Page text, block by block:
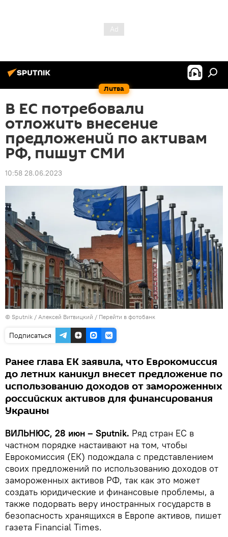
Литва
В ЕС потребовали
отложить внесение
предложений по активам
РФ, пишут СМИ
10:58 28.06.2023
© Sputnik / Алексей Витвицкий / Перейти в фотобанк
Подписаться
Ранее глава ЕК заявила, что Еврокомиссия
до летних каникул внесет предложение по
использованию доходов от замороженных
российских активов для финансирования
Украины
ВИЛЬНЮС, 28 июн – Sputnik. Ряд стран ЕС в
частном порядке настаивают на том, чтобы
Еврокомиссия (ЕК) подождала с представлением
своих предложений по использованию доходов от
замороженных активов РФ, так как это может
создать юридические и финансовые проблемы, а
также подорвать веру иностранных государств в
безопасность хранящихся в Европе активов, пишет
газета Financial Times.